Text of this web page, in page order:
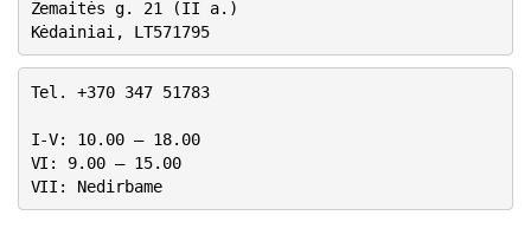
Žemaitės g. 21 (II a.)
Kėdainiai, LT571795
Tel. +370 347 51783
I-V: 10.00 – 18.00
VI: 9.00 – 15.00
VII: Nedirbame